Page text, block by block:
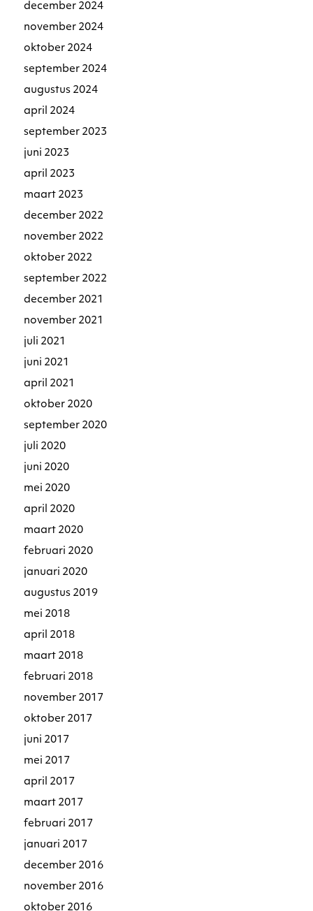
december 2024
november 2024
oktober 2024
september 2024
augustus 2024
april 2024
september 2023
juni 2023
april 2023
maart 2023
december 2022
november 2022
oktober 2022
september 2022
december 2021
november 2021
juli 2021
juni 2021
april 2021
oktober 2020
september 2020
juli 2020
juni 2020
mei 2020
april 2020
maart 2020
februari 2020
januari 2020
augustus 2019
mei 2018
april 2018
maart 2018
februari 2018
november 2017
oktober 2017
juni 2017
mei 2017
april 2017
maart 2017
februari 2017
januari 2017
december 2016
november 2016
oktober 2016